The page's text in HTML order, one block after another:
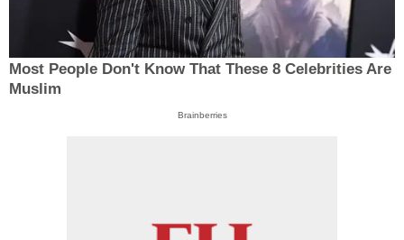
Most People Don't Know That These 8 Celebrities Are
Muslim
Brainberries